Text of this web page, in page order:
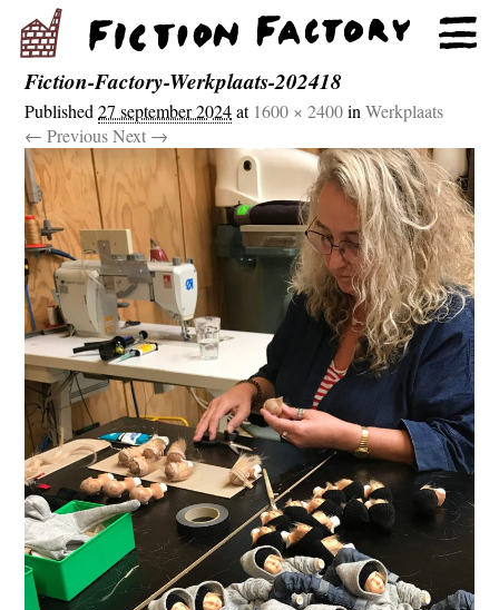
Fiction-Factory-Werkplaats-202418
Published27 september 2024at 1600 × 2400inWerkplaats
← Previous Next →